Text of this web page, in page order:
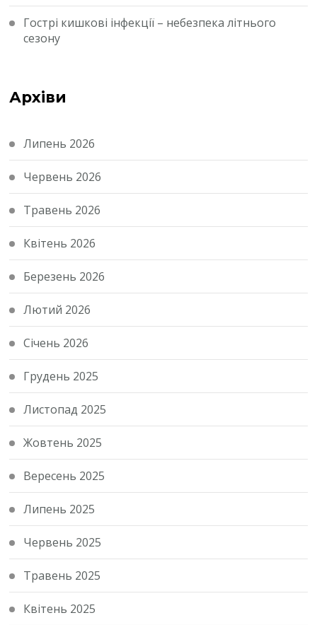
Гострі кишкові інфекції – небезпека літнього
сезону
Архіви
Липень 2026
Червень 2026
Травень 2026
Квітень 2026
Березень 2026
Лютий 2026
Січень 2026
Грудень 2025
Листопад 2025
Жовтень 2025
Вересень 2025
Липень 2025
Червень 2025
Травень 2025
Квітень 2025